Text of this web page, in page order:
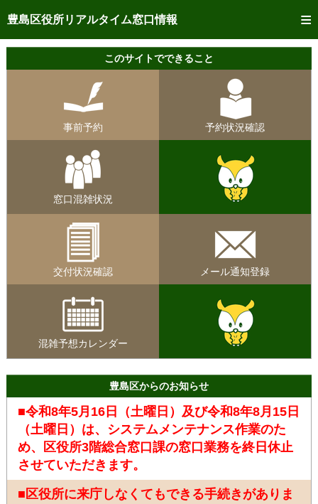
豊島区役所リアルタイム窓口情報
トップページへ
ご利用方法
予約状況確認
リアルタイム
混雑予想カレンダー
このサイトでできること
事前予約 予約状況確認
窓口混雑状況
交付状況確認 メール通知登録
混雑予想カレンダー
豊島区からのお知らせ
■令和8年5月16日（土曜日）及び令和8年8月15日
（土曜日）は、システムメンテナンス作業のた
め、区役所3階総合窓口課の窓口業務を終日休止
させていただきます。
■区役所に来庁しなくてもできる手続きがありま